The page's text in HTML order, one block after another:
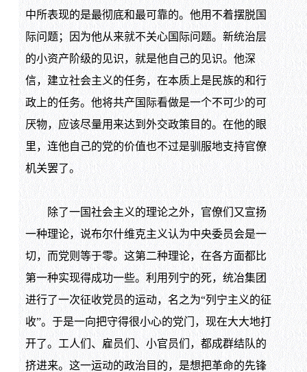
中所表现的是最彻底和最可靠的。他用不着摆脱国
际问题；因为他从来就不关心国际问题。新统治层
的小资产阶级的见识，就是他自己的见识。他深
信，建立社会主义的任务，在本质上是民族的和行
政上的任务。他将共产国际看做是一个不可少的可
厌物，应该尽量用来达到外交政策目的。在他的眼
里，连他自己的党的价值也不过是驯服地支持官僚
机关罢了。
除了一国社会主义的理论之外，官僚们又宣扬
一种理论，说布尔什维克主义认为中央委员会是一
切，而党则等于零。这第二种理论，在各方面都比
第一种实现得成功一些。利用列宁的死，统冶集团
进行了一次征收党员的运动，名之为“列宁主义的征
收”。于是一向把守得很小心的党门，现在大大地打
开了。工人们、雇员们、小官员们，都成群结队的
挤进来。这一运动的政治目的，是想把革命的先锋